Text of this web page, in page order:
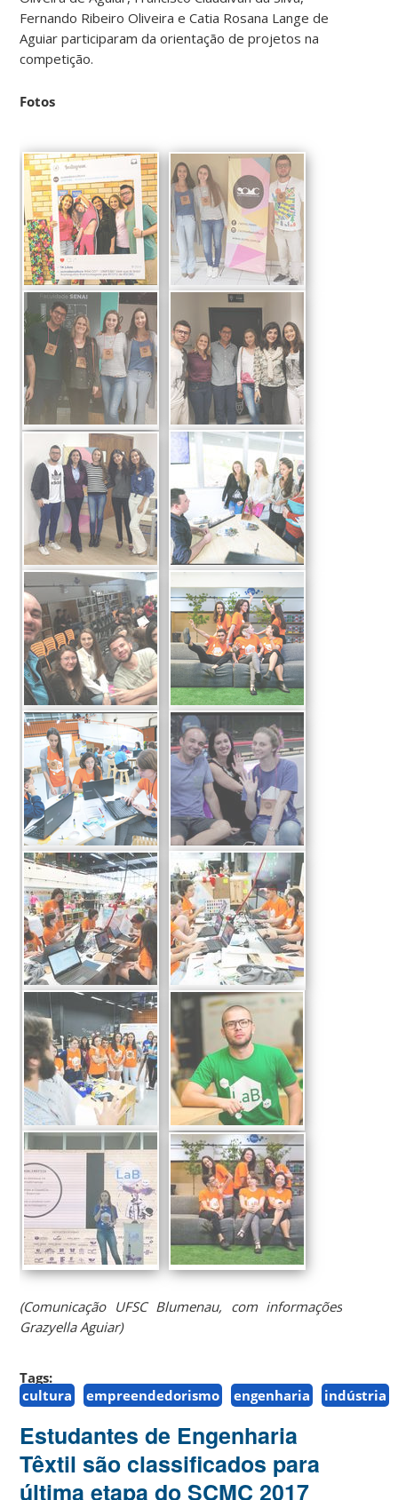
Fernando Ribeiro Oliveira e Catia Rosana Lange de
Aguiar participaram da orientação de projetos na
competição.
Fotos
(Comunicação UFSC Blumenau, com informações
Grazyella Aguiar)
Tags:
cultura
empreendedorismo engenharia indústria
Estudantes de Engenharia
Têxtil são classificados para
última etapa do SCMC 2017